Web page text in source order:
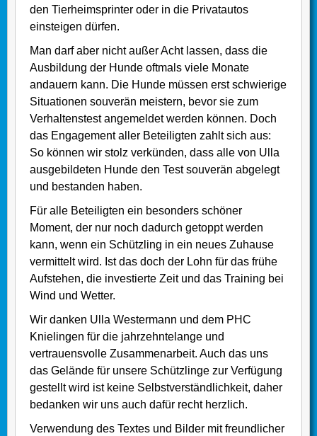
den Tierheimsprinter oder in die Privatautos
einsteigen dürfen.
Man darf aber nicht außer Acht lassen, dass die
Ausbildung der Hunde oftmals viele Monate
andauern kann. Die Hunde müssen erst schwierige
Situationen souverän meistern, bevor sie zum
Verhaltenstest angemeldet werden können. Doch
das Engagement aller Beteiligten zahlt sich aus:
So können wir stolz verkünden, dass alle von Ulla
ausgebildeten Hunde den Test souverän abgelegt
und bestanden haben.
Für alle Beteiligten ein besonders schöner
Moment, der nur noch dadurch getoppt werden
kann, wenn ein Schützling in ein neues Zuhause
vermittelt wird. Ist das doch der Lohn für das frühe
Aufstehen, die investierte Zeit und das Training bei
Wind und Wetter.
Wir danken Ulla Westermann und dem PHC
Knielingen für die jahrzehntelange und
vertrauensvolle Zusammenarbeit. Auch das uns
das Gelände für unsere Schützlinge zur Verfügung
gestellt wird ist keine Selbstverständlichkeit, daher
bedanken wir uns auch dafür recht herzlich.
Verwendung des Textes und Bilder mit freundlicher